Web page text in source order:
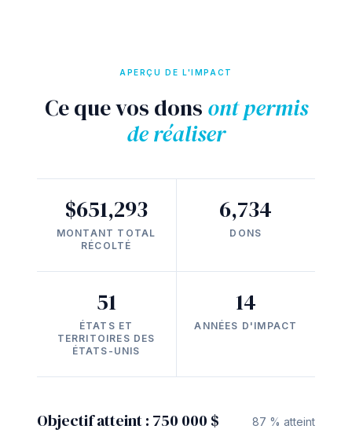
APERÇU DE L'IMPACT
Ce que vos dons ont permis
de réaliser
$651,293
MONTANT TOTAL
RÉCOLTÉ
6,734
DONS
51
ÉTATS ET
TERRITOIRES DES
ÉTATS-UNIS
14
ANNÉES D'IMPACT
Objectif atteint : 750 000 $ 87 % atteint